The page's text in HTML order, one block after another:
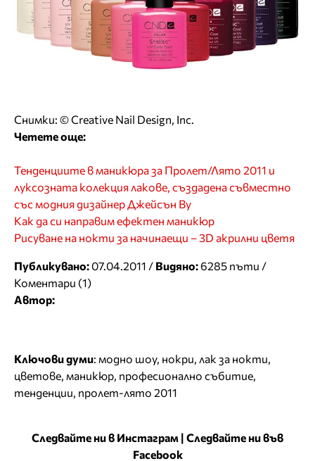
Снимки: © Creative Nail Design, Inc.
Четете още:
Тенденциите в маникюра за Пролет/Лято 2011 и
луксозната колекция лакове, създадена съвместно
със модния дизайнер Джейсън Ву
Как да си направим ефектен маникюр
Рисуване на нокти за начинаещи – 3D акрилни цветя
Публикувано: 07.04.2011 / Видяно:6285 пъти /
Коментари (1)
Автор:
Ключови думи: модно шоу, нокри, лак за нокти,
цветове, маникюр, професионално събитие,
тенденции, пролет-лято 2011
Следвайте ни в Инстаграм | Следвайте ни във
Facebook